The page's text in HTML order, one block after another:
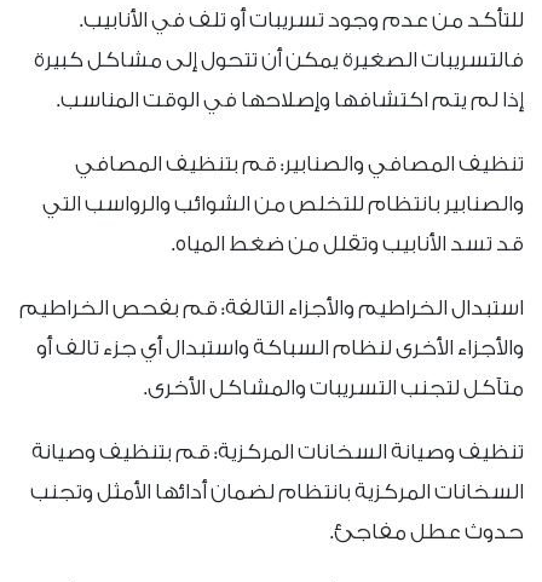
للتأكد من عدم وجود تسريبات أو تلف في الأنابيب.
فالتسريبات الصغيرة يمكن أن تتحول إلى مشاكل كبيرة
إذا لم يتم اكتشافها وإصلاحها في الوقت المناسب.
تنظيف المصافي والصنابير: قم بتنظيف المصافي
والصنابير بانتظام للتخلص من الشوائب والرواسب التي
قد تسد الأنابيب وتقلل من ضغط المياه.
استبدال الخراطيم والأجزاء التالفة: قم بفحص الخراطيم
والأجزاء الأخرى لنظام السباكة واستبدال أي جزء تالف أو
متآكل لتجنب التسريبات والمشاكل الأخرى.
تنظيف وصيانة السخانات المركزية: قم بتنظيف وصيانة
السخانات المركزية بانتظام لضمان أدائها الأمثل وتجنب
حدوث عطل مفاجئ.